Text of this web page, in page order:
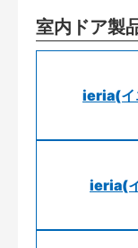
室内ドア製
ieria(イ
ieria(